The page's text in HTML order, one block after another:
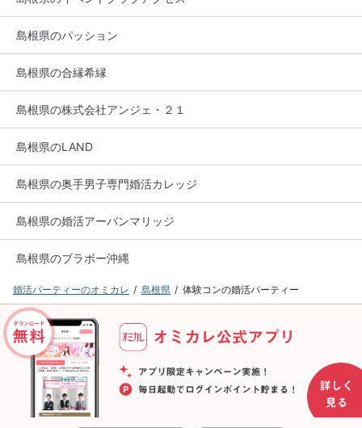
島根県のパッション
島根県の合縁希縁
島根県の株式会社アンジェ・２１
島根県のLAND
島根県の奥手男子専門婚活カレッジ
島根県の婚活アーバンマリッジ
島根県のブラボー沖縄
婚活パーティーのオミカレ 島根県 体験コンの婚活パーティー